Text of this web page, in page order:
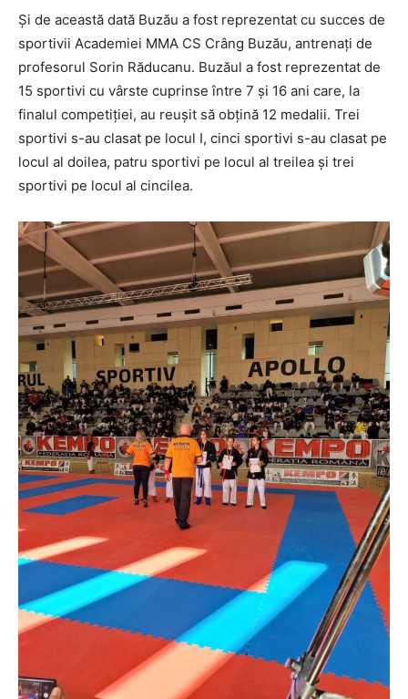
Și de această dată Buzău a fost reprezentat cu succes de
sportivii Academiei MMA CS Crâng Buzău, antrenați de
profesorul Sorin Răducanu. Buzăul a fost reprezentat de
15 sportivi cu vârste cuprinse între 7 și 16 ani care, la
finalul competiției, au reușit să obțină 12 medalii. Trei
sportivi s-au clasat pe locul I, cinci sportivi s-au clasat pe
locul al doilea, patru sportivi pe locul al treilea și trei
sportivi pe locul al cincilea.